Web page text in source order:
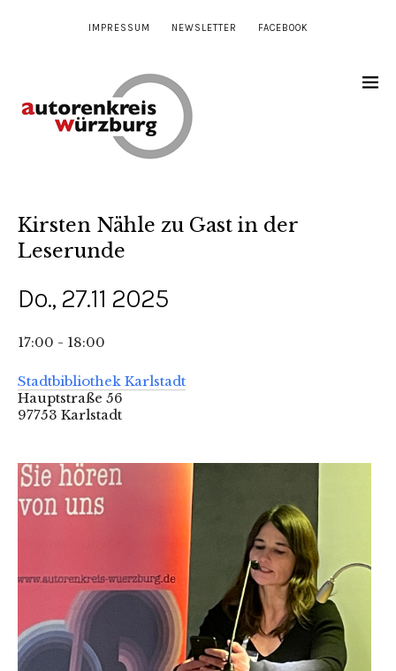
IMPRESSUM NEWSLETTER FACEBOOK
Kirsten Nähle zu Gast in der
Leserunde
Do., 27.11 2025
17:00 - 18:00
Stadtbibliothek Karlstadt
Hauptstraße 56
97753 Karlstadt